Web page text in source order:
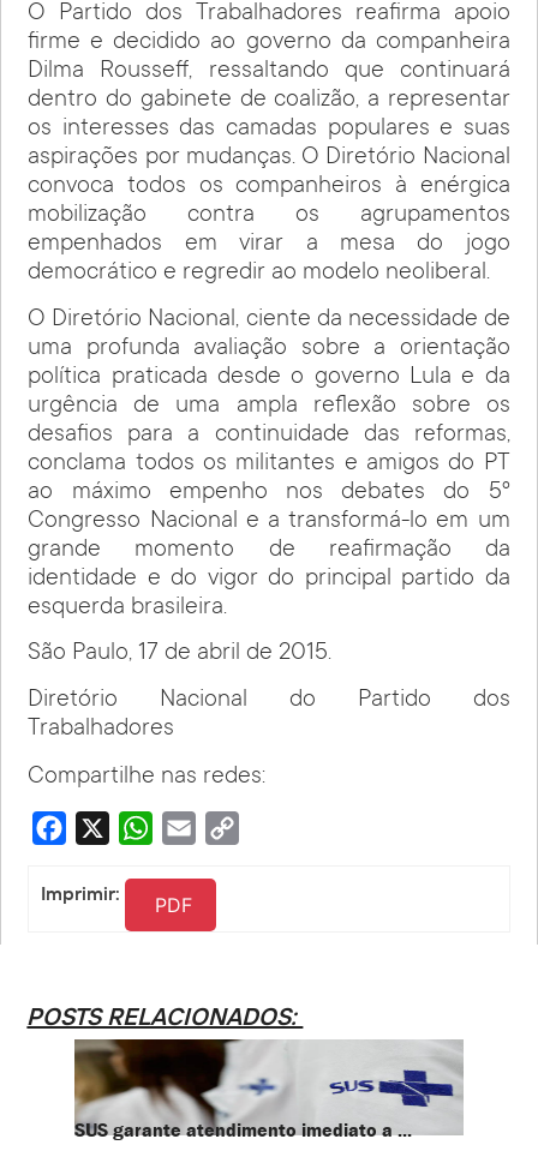
O Partido dos Trabalhadores reafirma apoio
firme e decidido ao governo da companheira
Dilma Rousseff, ressaltando que continuará
dentro do gabinete de coalizão, a representar
os interesses das camadas populares e suas
aspirações por mudanças. O Diretório Nacional
convoca todos os companheiros à enérgica
mobilização contra os agrupamentos
empenhados em virar a mesa do jogo
democrático e regredir ao modelo neoliberal.
O Diretório Nacional, ciente da necessidade de
uma profunda avaliação sobre a orientação
política praticada desde o governo Lula e da
urgência de uma ampla reflexão sobre os
desafios para a continuidade das reformas,
conclama todos os militantes e amigos do PT
ao máximo empenho nos debates do 5º
Congresso Nacional e a transformá-lo em um
grande momento de reafirmação da
identidade e do vigor do principal partido da
esquerda brasileira.
São Paulo, 17 de abril de 2015.
Diretório Nacional do Partido dos
Trabalhadores
Compartilhe nas redes:
Facebook WhatsApp
Email
Imprimir: PDF
POSTS RELACIONADOS:
SUS garante atendimento imediato a ...